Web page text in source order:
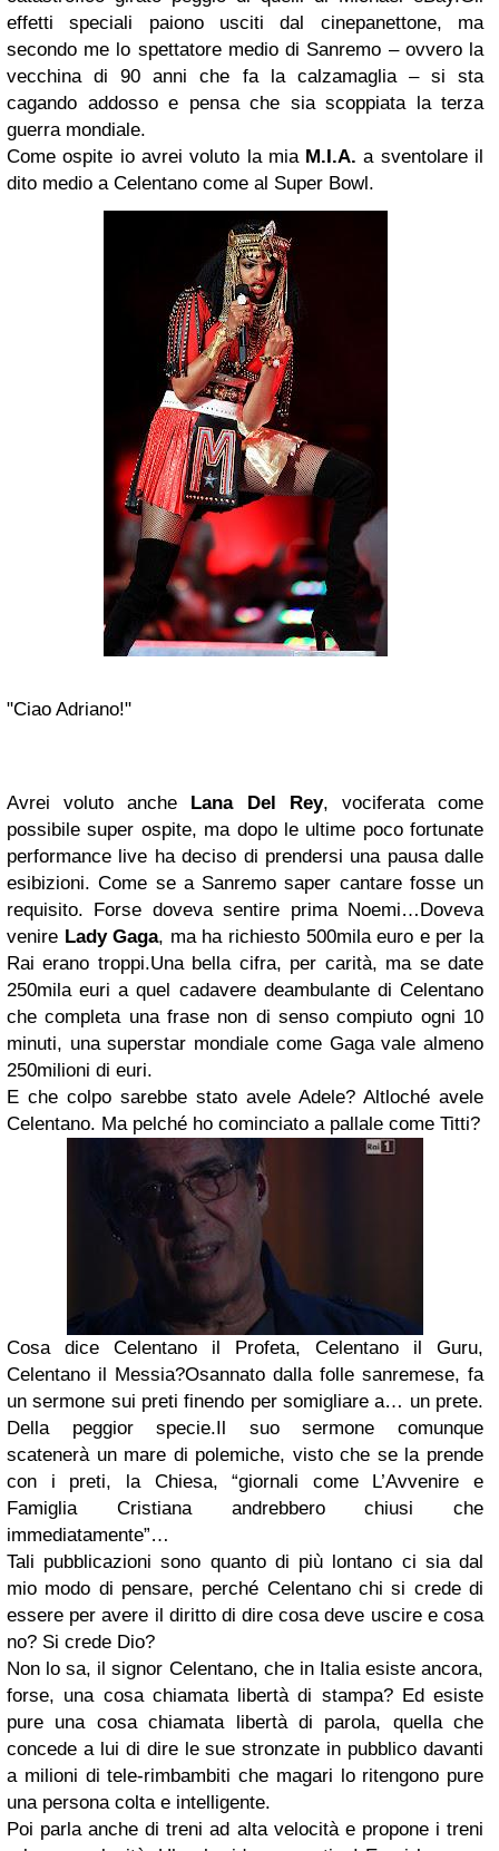
effetti speciali paiono usciti dal cinepanettone, ma
secondo me lo spettatore medio di Sanremo – ovvero la
vecchina di 90 anni che fa la calzamaglia – si sta
cagando addosso e pensa che sia scoppiata la terza
guerra mondiale.
Come ospite io avrei voluto la mia M.I.A. a sventolare il
dito medio a Celentano come al Super Bowl.
"Ciao Adriano!"
Avrei voluto anche Lana Del Rey, vociferata come
possibile super ospite, ma dopo le ultime poco fortunate
performance live ha deciso di prendersi una pausa dalle
esibizioni. Come se a Sanremo saper cantare fosse un
requisito. Forse doveva sentire prima Noemi…Doveva
venire Lady Gaga, ma ha richiesto 500mila euro e per la
Rai erano troppi.Una bella cifra, per carità, ma se date
250mila euri a quel cadavere deambulante di Celentano
che completa una frase non di senso compiuto ogni 10
minuti, una superstar mondiale come Gaga vale almeno
250milioni di euri.
E che colpo sarebbe stato avele Adele? Altloché avele
Celentano. Ma pelché ho cominciato a pallale come Titti?
Cosa dice Celentano il Profeta, Celentano il Guru,
Celentano il Messia?Osannato dalla folle sanremese, fa
un sermone sui preti finendo per somigliare a… un prete.
Della peggior specie.Il suo sermone comunque
scatenerà un mare di polemiche, visto che se la prende
con i preti, la Chiesa, “giornali come L’Avvenire e
Famiglia Cristiana andrebbero chiusi che
immediatamente”…
Tali pubblicazioni sono quanto di più lontano ci sia dal
mio modo di pensare, perché Celentano chi si crede di
essere per avere il diritto di dire cosa deve uscire e cosa
no? Si crede Dio?
Non lo sa, il signor Celentano, che in Italia esiste ancora,
forse, una cosa chiamata libertà di stampa? Ed esiste
pure una cosa chiamata libertà di parola, quella che
concede a lui di dire le sue stronzate in pubblico davanti
a milioni di tele-rimbambiti che magari lo ritengono pure
una persona colta e intelligente.
Poi parla anche di treni ad alta velocità e propone i treni